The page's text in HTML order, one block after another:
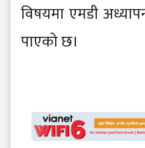
विषयमा एमडी
पाएको छ।